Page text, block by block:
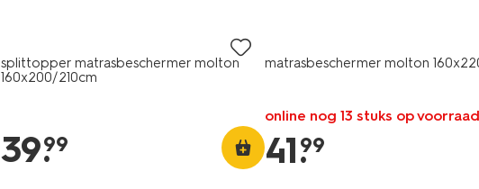
splittopper matrasbeschermer molton
160x200/210cm
39.
99
matrasbeschermer molton
online nog 13 stuks op voorraad
41.
99